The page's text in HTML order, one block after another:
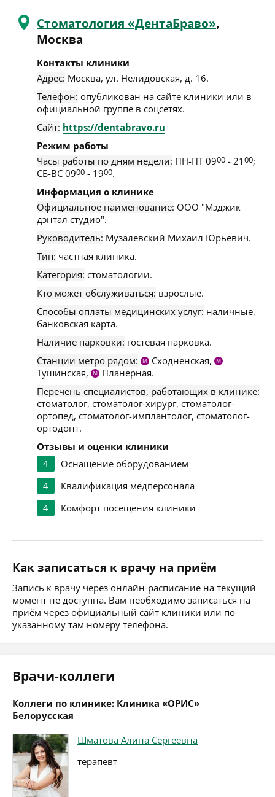
Стоматология «ДентаБраво»,
Москва
Контакты клиники
Адрес: Москва, ул. Нелидовская, д. 16.
Телефон: опубликован на сайте клиники или в
официальной группе в соцсетях.
Сайт: https://dentabravo.ru
Режим работы
Часы работы по дням недели: ПН-ПТ 0900 - 2100;
СБ-ВС 0900 - 1900.
Информация о клинике
Официальное наименование: ООО "Мэджик
дэнтал студио".
Руководитель: Музалевский Михаил Юрьевич.
Тип: частная клиника.
Категория: стоматологии.
Кто может обслуживаться: взрослые.
Способы оплаты медицинских услуг: наличные,
банковская карта.
Наличие парковки: гостевая парковка.
Станции метро рядом:
М Сходненская, М
Тушинская, М
Планерная.
Перечень специалистов, работающих в клинике:
стоматолог, стоматолог-хирург, стоматолог-
ортопед, стоматолог-имплантолог, стоматолог-
ортодонт.
Отзывы и оценки клиники
4
Оснащение оборудованием
4
Квалификация медперсонала
4
Комфорт посещения клиники
Как записаться к врачу на приём
Запись к врачу через онлайн-расписание на текущий
момент не доступна. Вам необходимо записаться на
приём через официальный сайт клиники или по
указанному там номеру телефона.
Врачи-коллеги
Коллеги по клинике: Клиника «ОРИС»
Белорусская
Шматова Алина Сергеевна
терапевт